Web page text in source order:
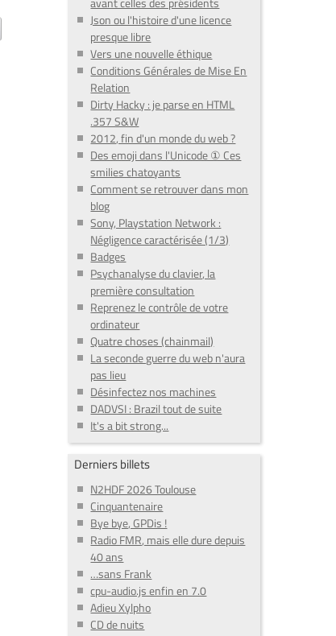
Json ou l'histoire d'une licence
presque libre
Vers une nouvelle éthique
Conditions Générales de Mise En
Relation
Dirty Hacky : je parse en HTML
.357 S&W
2012, fin d'un monde du web ?
Des emoji dans l'Unicode ① Ces
smilies chatoyants
Comment se retrouver dans mon
blog
Sony, Playstation Network :
Négligence caractérisée (1/3)
Badges
Psychanalyse du clavier, la
première consultation
Reprenez le contrôle de votre
ordinateur
Quatre choses (chainmail)
La seconde guerre du web n'aura
pas lieu
Désinfectez nos machines
DADVSI : Brazil tout de suite
It's a bit strong...
Derniers billets
N2HDF 2026 Toulouse
Cinquantenaire
Bye bye, GPDis !
Radio FMR, mais elle dure depuis
40 ans
…sans Frank
cpu-audio.js enfin en 7.0
Adieu Xylpho
CD de nuits